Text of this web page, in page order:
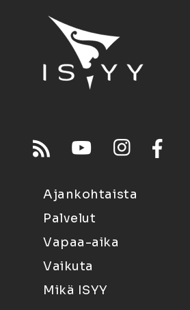
Ajankohtaista
Palvelut
Vapaa-aika
Vaikuta
Mikä ISYY